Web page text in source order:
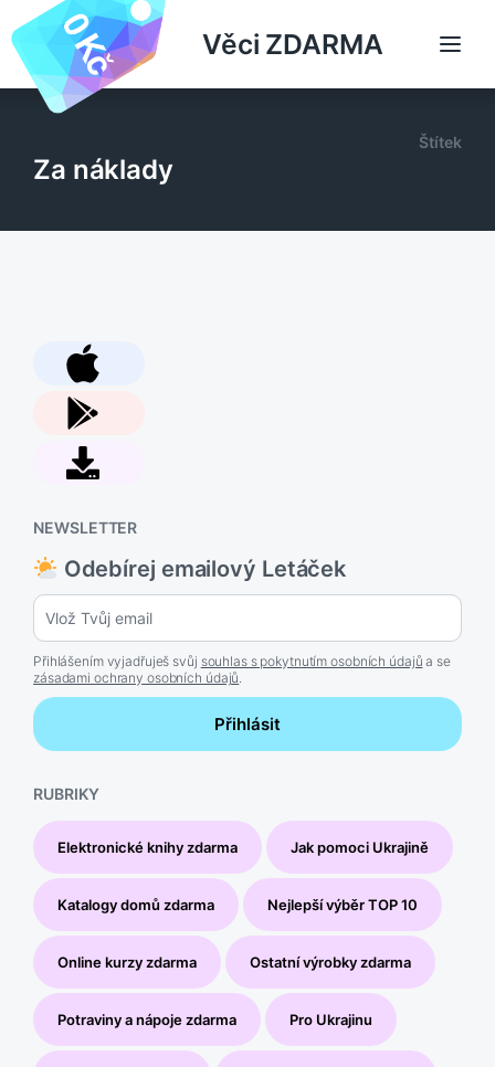
Věci ZDARMA
Štítek
Za náklady
NEWSLETTER
Odebírej emailový Letáček
Přihlášením vyjadřuješ svůj souhlas s pokytnutím osobních údajů a se
zásadami ochrany osobních údajů.
Přihlásit
RUBRIKY
Elektronické knihy zdarma Jak pomoci Ukrajině
Katalogy domů zdarma Nejlepší výběr TOP 10
Online kurzy zdarma Ostatní výrobky zdarma
Potraviny a nápoje zdarma Pro Ukrajinu